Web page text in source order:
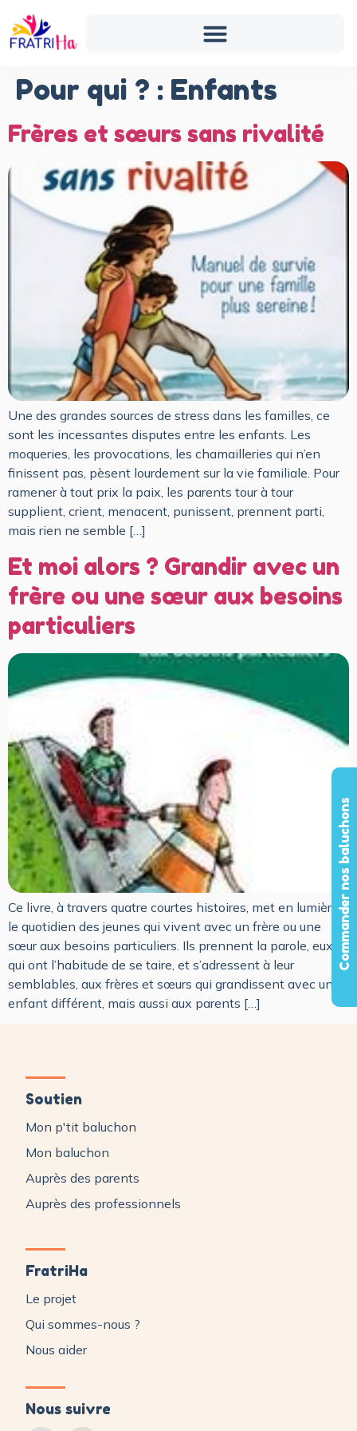
Pour qui ? : Enfants
Frères et sœurs sans rivalité
Une des grandes sources de stress dans les familles, ce
sont les incessantes disputes entre les enfants. Les
moqueries, les provocations, les chamailleries qui n’en
finissent pas, pèsent lourdement sur la vie familiale. Pour
ramener à tout prix la paix, les parents tour à tour
supplient, crient, menacent, punissent, prennent parti,
mais rien ne semble […]
Et moi alors ? Grandir avec un
frère ou une sœur aux besoins
particuliers
Ce livre, à travers quatre courtes histoires, met en lumière
le quotidien des jeunes qui vivent avec un frère ou une
sœur aux besoins particuliers. Ils prennent la parole, eux
qui ont l’habitude de se taire, et s’adressent à leur
semblables, aux frères et sœurs qui grandissent avec un
enfant différent, mais aussi aux parents […]
Soutien
Mon p'tit baluchon
Mon baluchon
Auprès des parents
Auprès des professionnels
FratriHa
Le projet
Qui sommes-nous ?
Nous aider
Nous suivre
Commander nos baluchons